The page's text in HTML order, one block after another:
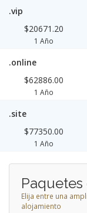
.vip
$20671.20
1 Año
.online
$62886.00
1 Año
.site
$77350.00
1 Año
Elija entre una
alojamiento